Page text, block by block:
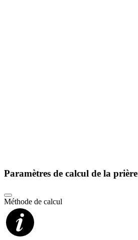
Paramètres de calcul de la prière
Méthode de calcul